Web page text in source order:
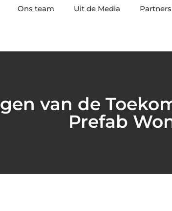
Ons team Uit de Media Partners
van de
Prefab